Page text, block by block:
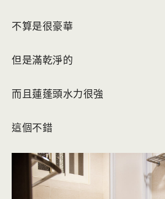
不算是很豪華
但是滿乾淨的
而且蓮蓬頭水力很強
這個不錯